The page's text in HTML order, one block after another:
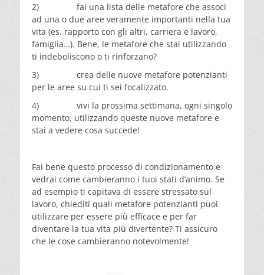
2) fai una lista delle metafore che associ
ad una o due aree veramente importanti nella tua
vita (es. rapporto con gli altri, carriera e lavoro,
famiglia…). Bene, le metafore che stai utilizzando
ti indeboliscono o ti rinforzano?
3) crea delle nuove metafore potenzianti
per le aree su cui ti sei focalizzato.
4) vivi la prossima settimana, ogni singolo
momento, utilizzando queste nuove metafore e
stai a vedere cosa succede!
Fai bene questo processo di condizionamento e
vedrai come cambieranno i tuoi stati d’animo. Se
ad esempio ti capitava di essere stressato sul
lavoro, chiediti quali metafore potenzianti puoi
utilizzare per essere più efficace e per far
diventare la tua vita più divertente? Ti assicuro
che le cose cambieranno notevolmente!